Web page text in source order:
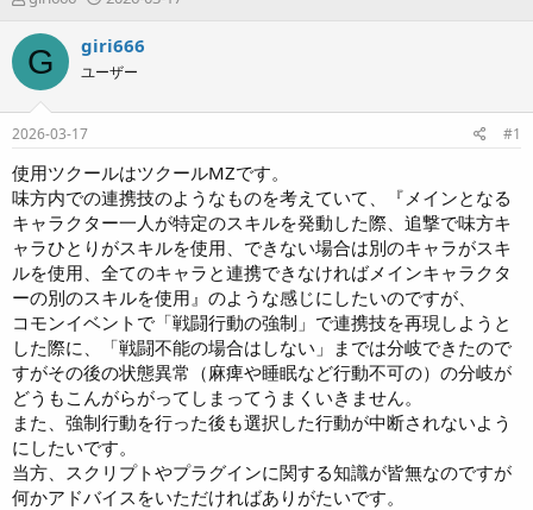
r
e
a
s
t
a
r
t
e
r
日
G giri666
ユーザー
2026-03-17 #1
使用ツクールはツクールMZです。
味方内での連携技のようなものを考えていて、『メインとなる
キャラクター一人が特定のスキルを発動した際、追撃で味方キ
ャラひとりがスキルを使用、できない場合は別のキャラがスキ
ルを使用、全てのキャラと連携できなければメインキャラクタ
ーの別のスキルを使用』のような感じにしたいのですが、
コモンイベントで「戦闘行動の強制」で連携技を再現しようと
した際に、「戦闘不能の場合はしない」までは分岐できたので
すがその後の状態異常（麻痺や睡眠など行動不可の）の分岐が
どうもこんがらがってしまってうまくいきません。
また、強制行動を行った後も選択した行動が中断されないよう
にしたいです。
当方、スクリプトやプラグインに関する知識が皆無なのですが
何かアドバイスをいただければありがたいです。